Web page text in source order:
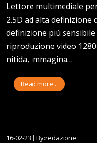
Lettore multimediale
2.5D ad alta definizione
definizione più
riproduzione video
nitida, immagina…
Read more...
16-02-23
By:redazione